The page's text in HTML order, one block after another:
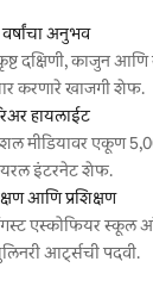
अनुभव
दक्षिणी, काजुन
करणारे खाजगी शेफ.
हायलाईट
मीडियावर एकूण
इंटरनेट शेफ.
आणि प्रशिक्षण
एस्कोफियर स्कूल
आर्ट्सची पदवी.